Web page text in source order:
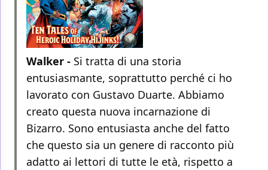
Walker - Si tratta di una storia
entusiasmante, soprattutto perché ci ho
lavorato con Gustavo Duarte. Abbiamo
creato questa nuova incarnazione di
Bizarro. Sono entusiasta anche del fatto
che questo sia un genere di racconto più
adatto ai lettori di tutte le età, rispetto a